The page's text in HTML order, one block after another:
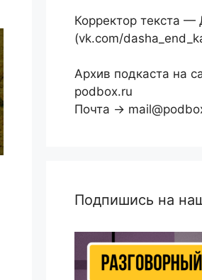
Корректор текста —
(vk.com/
Архив подкаста на
podbox.ru
Почта →
Подпишись на